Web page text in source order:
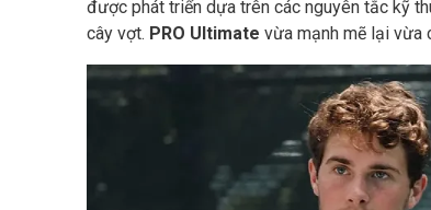
được phát triển dựa trên các nguyên tắc kỹ
cây vợt. PRO Ultimate vừa mạnh mẽ lại vừa